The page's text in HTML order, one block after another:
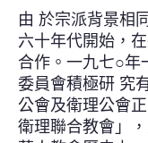
由 於宗派背景相
六十年代開始，
合作。一九七○年
委員會積極研 究
公會及衛理公會
衛理聯合教會」